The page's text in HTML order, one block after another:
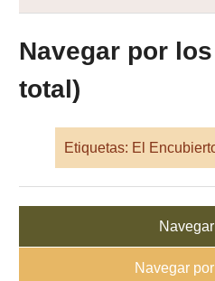
Navegar por
total)
Etiquetas: El
Navegar